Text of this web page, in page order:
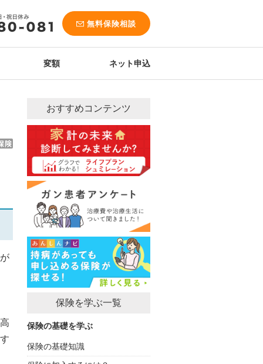
無料保険相談
変額 ネット申込
おすすめコンテンツ
保険を学ぶ一覧
保険の基礎を学ぶ
保険の基礎知識